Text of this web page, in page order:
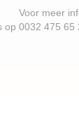
op 0032 475